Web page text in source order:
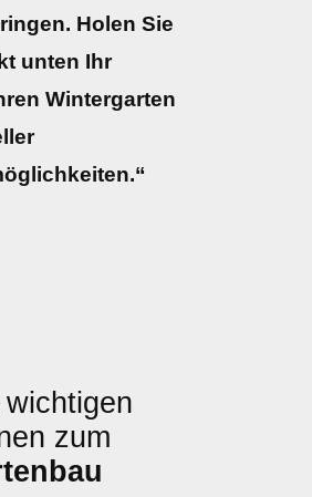
Holen Sie
unten Ihr
Wintergarten
zum